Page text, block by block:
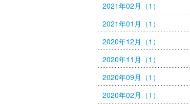
2021年02月（1）
2021年01月（1）
2020年12月（1）
2020年11月（1）
2020年09月（1）
2020年02月（1）